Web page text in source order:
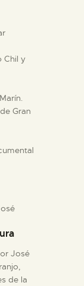
Chil y
Gran
José
de la